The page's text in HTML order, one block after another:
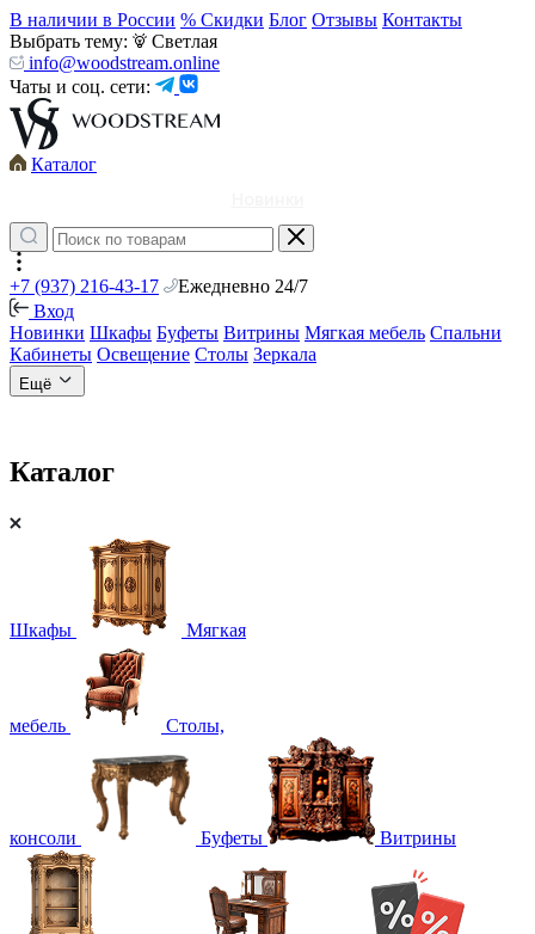
В наличии в России % Скидки Блог Отзывы Контакты
Выбрать тему:
Светлая
info@woodstream.online
Чаты и соц. сети:
Каталог
+7 (937) 216-43-17
Ежедневно 24/7
Вход
Новинки Шкафы Буфеты Витрины Мягкая мебель Спальни
Кабинеты Освещение Столы Зеркала
Ещё
Каталог
Шкафы Мягкая
мебель Столы,
консоли Буфеты Витрины